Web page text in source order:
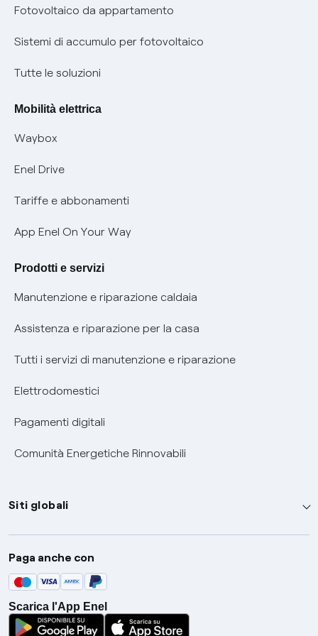
Parental Control – Navigazione sicura
Informazioni precontrattuali prodotti e servizi
Condizioni generali di contratto prodotti e servizi
Informativa RAEE
Informativa Privacy AI
Remit
Certificazioni
Nuove regole europee per la protezione dei dati
Offerte Placet non vulnerabili
Offerta Tutela Vulnerabilità Gas
Mobilità Elettrica
Phishing e truffe online
Verifica chi ti ha chiamato
Agevolazione utenti con disabilità per offerte Fibra
Informativa RAEE
Fotovoltaico da appartamento
Sistemi di accumulo per fotovoltaico
Tutte le soluzioni
Mobilità elettrica
Waybox
Enel Drive
Tariffe e abbonamenti
App Enel On Your Way
Prodotti e servizi
Manutenzione e riparazione caldaia
Assistenza e riparazione per la casa
Tutti i servizi di manutenzione e riparazione
Elettrodomestici
Pagamenti digitali
Comunità Energetiche Rinnovabili
Siti globali
Enel Group
Enel Green Power
Global Trading
Global Procurement
Gridspertise
Paga anche con
Scarica l'App Enel